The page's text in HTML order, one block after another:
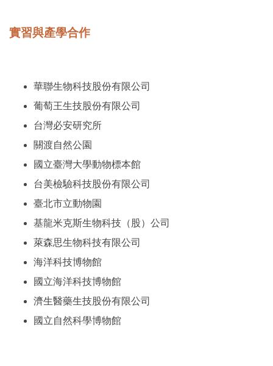
實習與產學合作
華聯生物科技股份有限公司
葡萄王生技股份有限公司
台灣必安研究所
關渡自然公園
國立臺灣大學動物標本館
台美檢驗科技股份有限公司
臺北市立動物園
基龍米克斯生物科技（股）公司
萊森思生物科技有限公司
海洋科技博物館
國立海洋科技博物館
濟生醫藥生技股份有限公司
國立自然科學博物館